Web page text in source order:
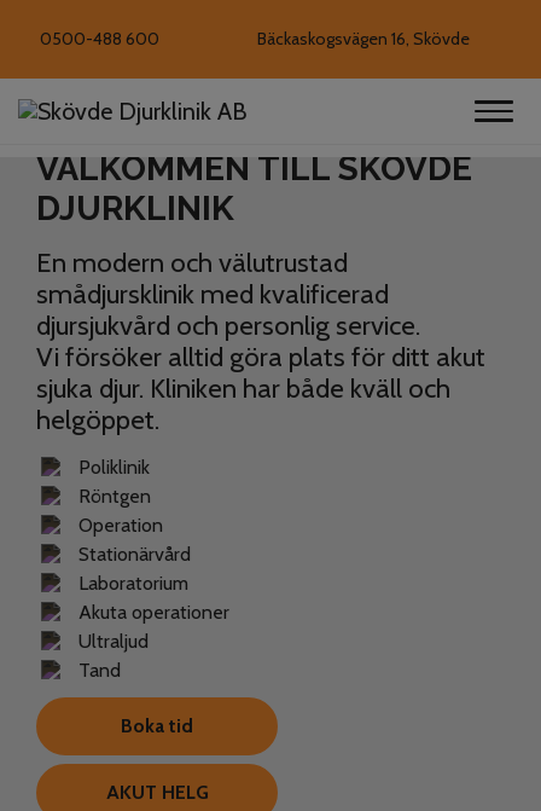
0500-488 600 Bäckaskogsvägen 16, Skövde
VÄLKOMMEN TILL SKÖVDE
DJURKLINIK
En modern och välutrustad
smådjursklinik med kvalificerad
djursjukvård och personlig service.
Vi försöker alltid göra plats för ditt akut
sjuka djur. Kliniken har både kväll och
helgöppet.
Poliklinik
Röntgen
Operation
Stationärvård
Laboratorium
Akuta operationer
Ultraljud
Tand
Boka tid
AKUT HELG